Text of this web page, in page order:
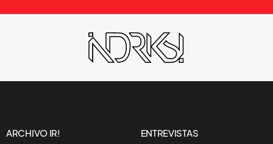
ARCHIVO IR!
ENTREVISTAS